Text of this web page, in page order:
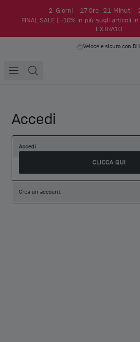
2 Giorni 17 Ore 21 Minuti
FINAL SALE | -10% in più sugli articoli
EXTRA10
Veloce e sicuro con
Accedi
Accedi
CLICCA QUI
Crea un account